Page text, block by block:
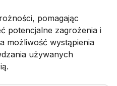
pomagając
potencjalne zagrożenia i
możliwość wystąpienia
używanych